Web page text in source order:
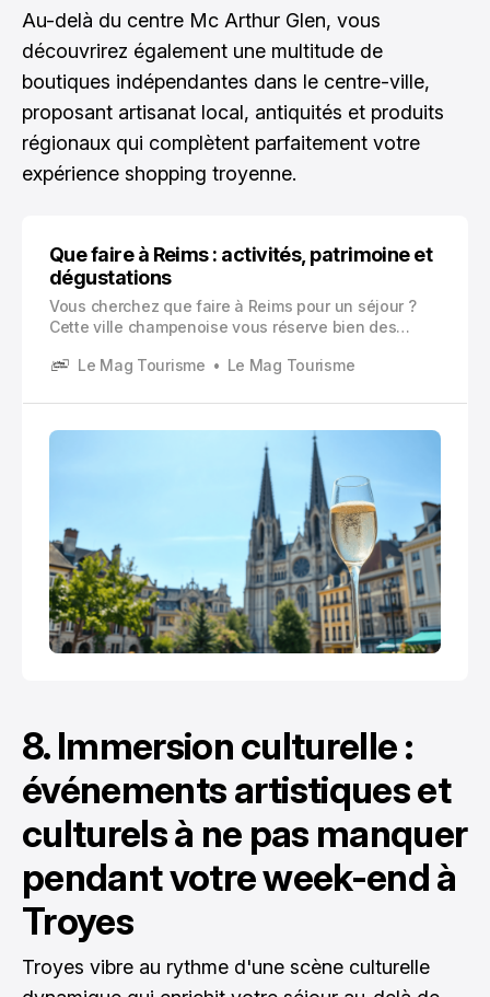
Au-delà du centre Mc Arthur Glen, vous
découvrirez également une multitude de
boutiques indépendantes dans le centre-ville,
proposant artisanat local, antiquités et produits
régionaux qui complètent parfaitement votre
expérience shopping troyenne.
Que faire à Reims : activités, patrimoine et
dégustations
Vous cherchez que faire à Reims pour un séjour ?
Cette ville champenoise vous réserve bien des
Reims s’impose comme l’une des destinations
chaque année des millions de visiteurs venus du
monde entier.
Le Mag Tourisme Le Mag Tourisme
8. Immersion culturelle :
événements artistiques et
culturels à ne pas manquer
pendant votre week-end à
Troyes
Troyes vibre au rythme d'une scène culturelle